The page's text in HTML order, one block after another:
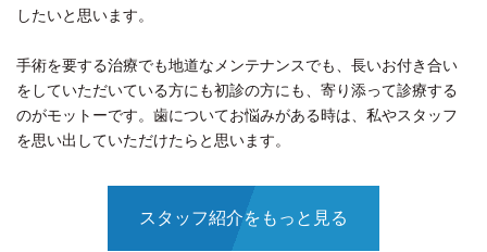
したいと思います。
手術を要する治療でも地道なメンテナンスでも、長いお付き合い
をしていただいている方にも初診の方にも、寄り添って診療する
のがモットーです。歯についてお悩みがある時は、私やスタッフ
を思い出していただけたらと思います。
スタッフ紹介をもっと見る